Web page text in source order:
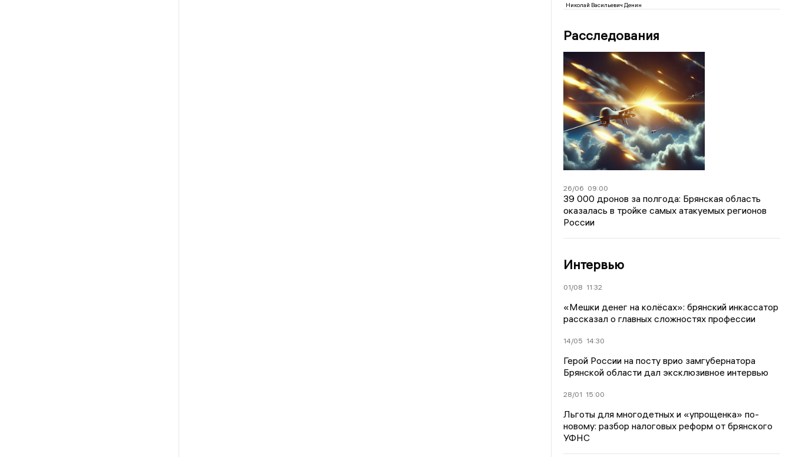
Николай Васильевич Денин
Расследования
26/06 09:00
39 000 дронов за полгода: Брянская область
оказалась в тройке самых атакуемых регионов
России
Интервью
01/08 11:32
«Мешки денег на колёсах»: брянский инкассатор
рассказал о главных сложностях профессии
14/05 14:30
Герой России на посту врио замгубернатора
Брянской области дал эксклюзивное интервью
28/01 15:00
Льготы для многодетных и «упрощенка» по-
новому: разбор налоговых реформ от брянского
УФНС